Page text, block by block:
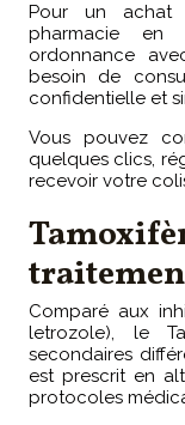
Pour un achat
pharmacie en
ordonnance
besoin de
confidentielle et
Vous pouvez
quelques clics,
recevoir votre
Comparé aux
letrozole), le
secondaires
est prescrit en
protocoles